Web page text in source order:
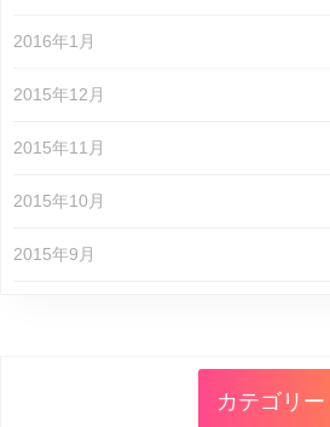
2016年1月
2015年12月
2015年11月
2015年10月
2015年9月
カテゴリー